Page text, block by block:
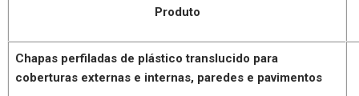
Produto
Chapas perfiladas de plástico translucido para
coberturas externas e internas, paredes e pavimentos